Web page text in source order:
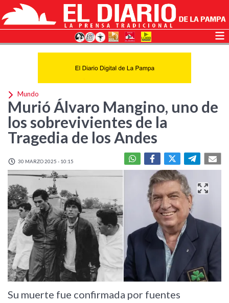
Mundo
Murió Álvaro Mangino, uno de
los sobrevivientes de la
Tragedia de los Andes
30 MARZO 2025 - 10:15
Su muerte fue confirmada por fuentes